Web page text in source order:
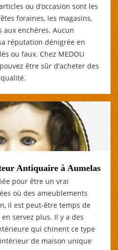
ou d’occasion sont les
foraines, les magasins,
aux enchères. Aucun
réputation dénigrée en
ou faux. Chez MEDOU
être sûr d'acheter des
Antiquaire à Aumelas
pour être un vrai
où des ameublements
il est peut-être temps de
servez plus. Il y a des
qui chinent ce type
de maison unique